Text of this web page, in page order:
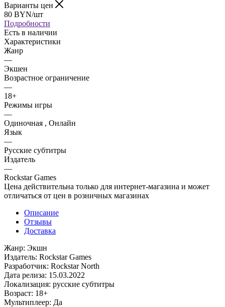
Варианты цен
80 BYN/шт
Подробности
Есть в наличии
Характеристики
Жанр
—
Экшен
Возрастное ограничение
—
18+
Режимы игры
—
Одиночная , Онлайн
Язык
—
Русские субтитры
Издатель
—
Rockstar Games
Цена действительна только для интернет-магазина и может
отличаться от цен в розничных магазинах
Описание
Отзывы
Доставка
Жанр: Экшн
Издатель: Rockstar Games
Разработчик: Rockstar North
Дата релиза: 15.03.2022
Локализация: русские субтитры
Возраст: 18+
Мультиплеер: Да